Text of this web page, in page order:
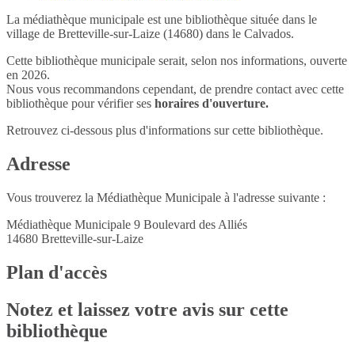
La médiathèque municipale est une bibliothèque située dans le
village de Bretteville-sur-Laize (14680) dans le Calvados.
Cette bibliothèque municipale serait, selon nos informations, ouverte
en 2026.
Nous vous recommandons cependant, de prendre contact avec cette
bibliothèque pour vérifier ses horaires d'ouverture.
Retrouvez ci-dessous plus d'informations sur cette bibliothèque.
Adresse
Vous trouverez la Médiathèque Municipale à l'adresse suivante :
Médiathèque Municipale 9 Boulevard des Alliés
14680 Bretteville-sur-Laize
Plan d'accès
Notez et laissez votre avis sur cette
bibliothèque